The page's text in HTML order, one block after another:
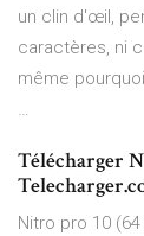
un clin d'œil,
caractères, ni
même
…
Télécharger
Nitro pro 10